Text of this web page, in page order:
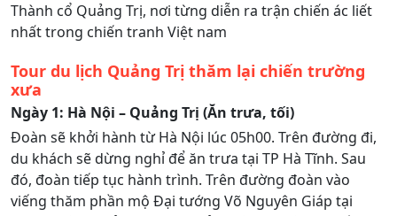
Thành cổ Quảng Trị, nơi từng diễn ra trận chiến ác liết
nhất trong chiến tranh Việt nam
Tour du lịch Quảng Trị thăm lại chiến trường
xưa
Ngày 1: Hà Nội – Quảng Trị (Ăn trưa, tối)
Đoàn sẽ khởi hành từ Hà Nội lúc 05h00. Trên đường đi,
du khách sẽ dừng nghỉ để ăn trưa tại TP Hà Tĩnh. Sau
đó, đoàn tiếp tục hành trình. Trên đường đoàn vào
viếng thăm phần mộ Đại tướng Võ Nguyên Giáp tại